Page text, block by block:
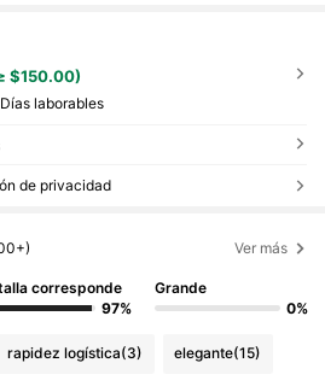
$150.00)
laborables
de privacidad
Ver más
corresponde
97%
Grande
0%
rapidez logística(3) elegante(15)